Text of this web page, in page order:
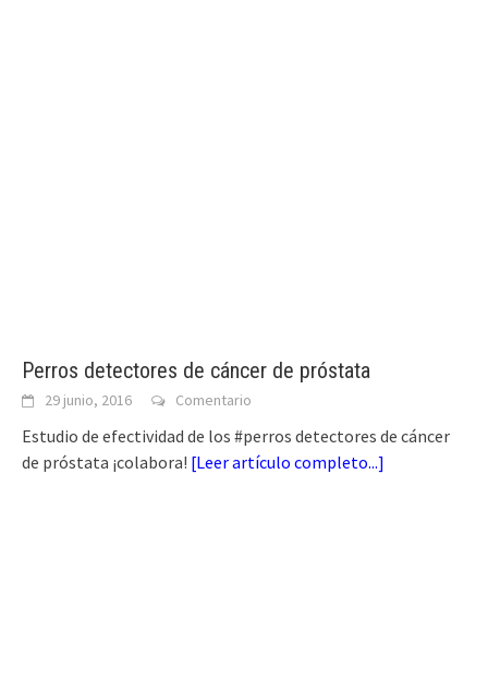
Perros detectores de cáncer de próstata
29 junio, 2016 Comentario
Estudio de efectividad de los #perros detectores de cáncer
de próstata ¡colabora! [Leer artículo completo...]